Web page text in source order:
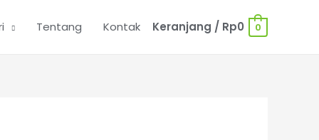
Tentang Kontak Keranjang / Rp0 0